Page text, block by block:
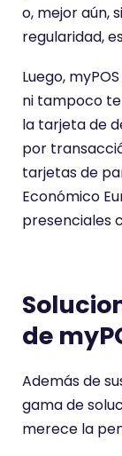
o, mejor aún,
regularidad,
Luego,
ni tampoco
la tarjeta de
por
tarjetas de
Económico
presenciales
de
Además de
gama de
merece la